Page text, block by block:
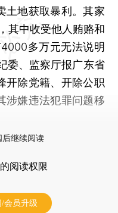
土地获取暴利。其家
其中收受他人贿赂和
多万元无法说明
委、监察厅报广东省
开除党籍、开除公职
涉嫌违法犯罪问题移
后继续阅读
阅读权限
/会员升级